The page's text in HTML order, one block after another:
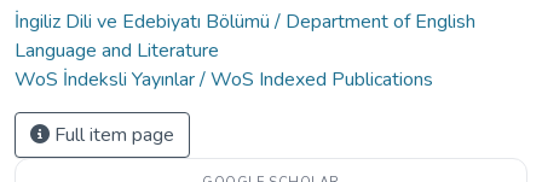
İngiliz Dili ve Edebiyatı Bölümü / Department of English
Language and Literature
WoS İndeksli Yayınlar / WoS Indexed Publications
Full item page